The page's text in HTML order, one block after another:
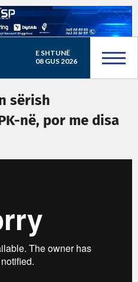
E SHTUNË
08 GUS 2026
sërish
në, por me disa